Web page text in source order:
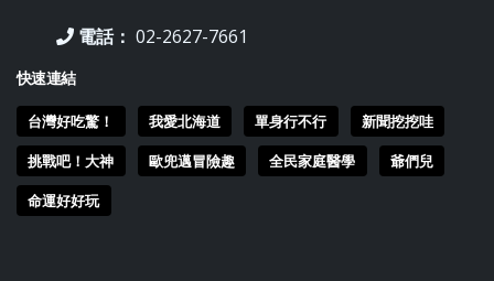
電話： 02-2627-7661
快速連結
台灣好吃驚！ 我愛北海道 單身行不行
新聞挖挖哇
挑戰吧！大神
歐兜邁冒險趣 全民家庭醫學
爺們兒
命運好好玩